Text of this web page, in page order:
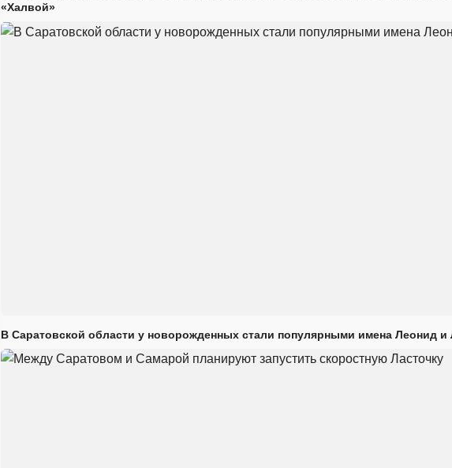
«Халвой»
В Саратовской области у новорожденных стали популярными имена Леонид и